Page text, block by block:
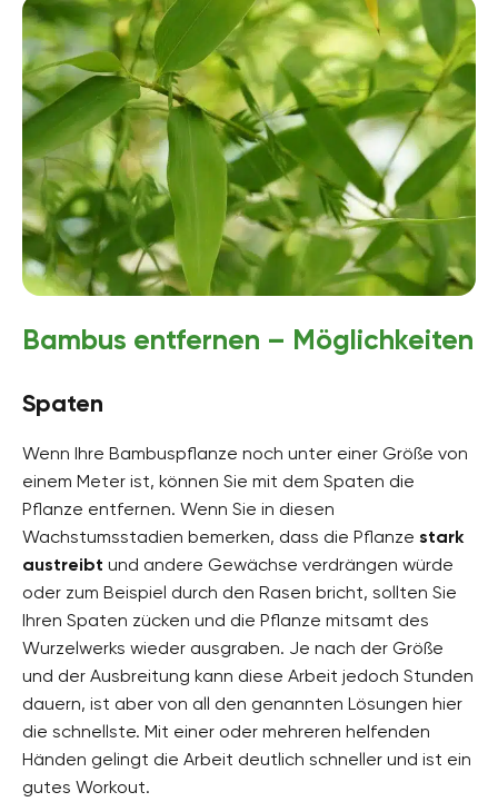
Bambus entfernen – Möglichkeiten
Spaten
Wenn Ihre Bambuspflanze noch unter einer Größe von
einem Meter ist, können Sie mit dem Spaten die
Pflanze entfernen. Wenn Sie in diesen
Wachstumsstadien bemerken, dass die Pflanze stark
austreibt und andere Gewächse verdrängen würde
oder zum Beispiel durch den Rasen bricht, sollten Sie
Ihren Spaten zücken und die Pflanze mitsamt des
Wurzelwerks wieder ausgraben. Je nach der Größe
und der Ausbreitung kann diese Arbeit jedoch Stunden
dauern, ist aber von all den genannten Lösungen hier
die schnellste. Mit einer oder mehreren helfenden
Händen gelingt die Arbeit deutlich schneller und ist ein
gutes Workout.